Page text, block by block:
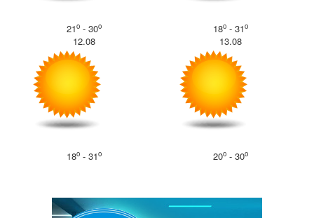
21o- 30o 18o- 31o
12.08
18o- 31o
13.08
20o- 30o